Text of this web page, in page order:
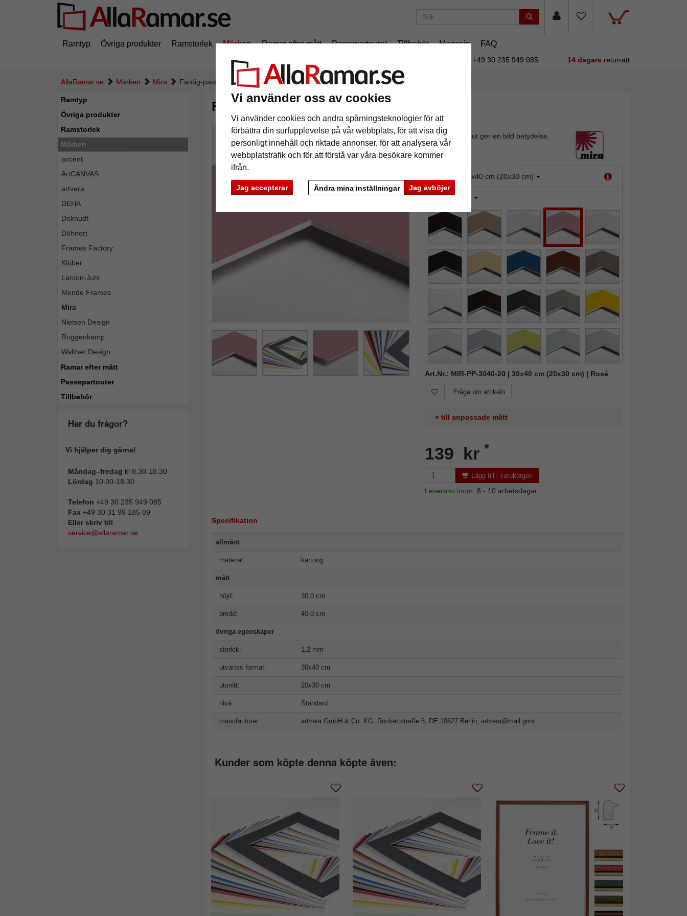
Vi använder oss av cookies
Vi använder cookies och andra spårningsteknologier för att
förbättra din surfupplevelse på vår webbplats, för att visa dig
personligt innehåll och riktade annonser, för att analysera vår
webbplatstrafik och för att förstå var våra besökare kommer
ifrån.
Jag accepterar Jag avböjer
Ändra mina inställningar
Ramtyp Övriga produkter Ramstorlek Märken Ramar efter mått Passepartouter Tillbehör Magasin FAQ
195 kr +49 30 235 949 085 14 dagars returrätt
AllaRamar.se Märken Mira Färdig-passepartout
Ramtyp
Övriga produkter
Ramstorlek
Märken
accent
ArtCANVAS
artvera
DEHA
Deknudt
Döhnert
Frames Factory
Klüber
Larson-Juhl
Mende Frames
Mira
Nielsen Design
Roggenkamp
Walther Design
Ramar efter mått
Passepartouter
Tillbehör
Har du frågor?
Vi hjälper dig gärna!
Måndag–fredag kl 8.30-18.30
Lördag 10.00-18.30
Telefon +49 30 235 949 085
Fax +49 30 31 99 185 09
Eller skriv till
service@allaramar.se
Färdig-passepartout
En passepartout ger en bild betydelse.
30x40 cm (20x30 cm)
färg: Rosé
Art.Nr.: MIR-PP-3040-20 | 30x40 cm (20x30 cm) | Rosé
Fråga om artikeln
» till anpassade mått
139 kr *
Lägg till i varukorgen
Leverans inom: 8 - 10 arbetsdagar
Specifikation
allmänt
material: kartong
mått
höjd: 30,0 cm
bredd: 40,0 cm
övriga egenskaper
storlek: 1,2 mm
utvärtes format: 30x40 cm
utsnitt: 20x30 cm
nivå: Standard
manufacturer: artvera GmbH & Co. KG, Rückertstraße 5, DE 10627 Berlin, artvera@mail.gmx
Kunder som köpte denna köpte även: